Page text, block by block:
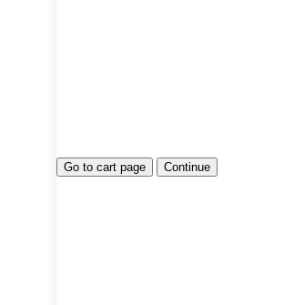
Go to cart page Continue